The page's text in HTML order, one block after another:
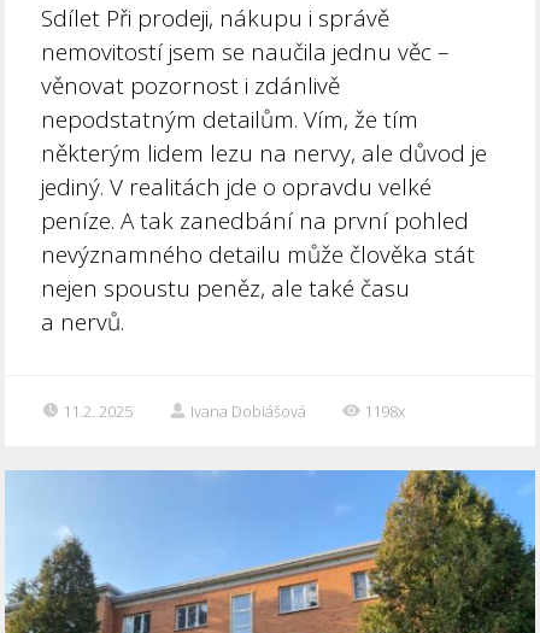
Sdílet Při prodeji, nákupu i správě
nemovitostí jsem se naučila jednu věc –
věnovat pozornost i zdánlivě
nepodstatným detailům. Vím, že tím
některým lidem lezu na nervy, ale důvod je
jediný. V realitách jde o opravdu velké
peníze. A tak zanedbání na první pohled
nevýznamného detailu může člověka stát
nejen spoustu peněz, ale také času
a nervů.
11.2. 2025 Ivana Dobiášová 1198x